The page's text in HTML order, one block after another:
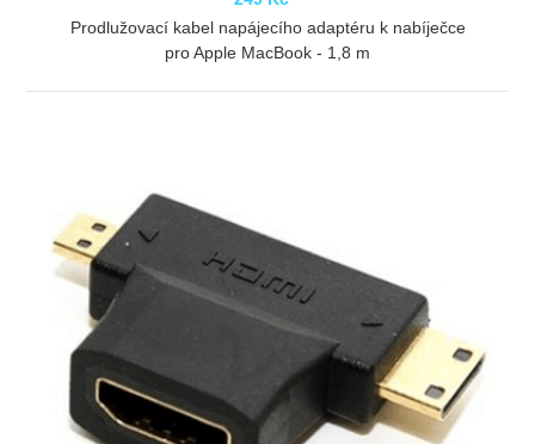
Prodlužovací kabel napájecího adaptéru k nabíječce
pro Apple MacBook - 1,8 m